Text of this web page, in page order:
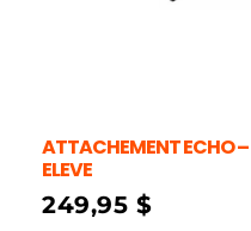
ATTACHEMENT ECHO –
ELEVE
249,95$